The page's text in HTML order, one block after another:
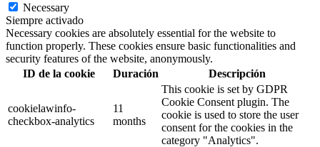
Necessary
Siempre activado
Necessary cookies are absolutely essential for the website to
function properly. These cookies ensure basic functionalities and
security features of the website, anonymously.
ID de la cookie
Duración Descripción
cookielawinfo-
checkbox-analytics
11
months
This cookie is set by GDPR
Cookie Consent plugin. The
cookie is used to store the user
consent for the cookies in the
category "Analytics".